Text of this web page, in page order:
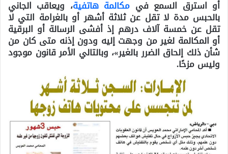
أو استرق السمع في مكالمة هاتفية، ويعاقب الجاني
بالحبس مدة لا تقل عن ثلاثة أشهر أو بالغرامة التي لا
تقل عن خمسة آلاف درهم إذ أفشى الرسالة أو البرقية
أو المكالمة لغير من وجهت إليه ودون إذنه متى كان من
شأن ذلك إلحاق الضرر بالغير»، وبالتالي الأمر قانون موجود
وليس مزحًا.